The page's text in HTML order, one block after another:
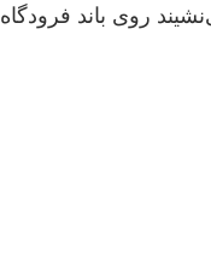
روی باند فرودگاه